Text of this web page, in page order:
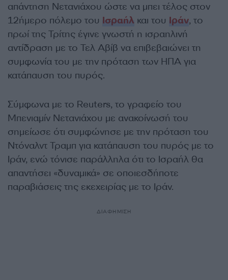
απάντηση Νετανιάχου ώστε να μπει τέλος στον
12ήμερο πόλεμο του Ισραήλ και του Ιράν, το
πρωί της Τρίτης έγινε γνωστή η ισραηλινή
αντίδραση με το Τελ Αβίβ να επιβεβαιώνει τη
συμφωνία του με την πρόταση των ΗΠΑ για
κατάπαυση του πυρός.
Σύμφωνα με το Reuters, το γραφείο του
Μπενιαμίν Νετανιάχου με ανακοίνωσή του
σημείωσε ότι συμφώνησε με την πρόταση του
Ντόναλντ Τραμπ για κατάπαυση του πυρός με το
Ιράν, ενώ τόνισε παράλληλα ότι το Ισραήλ θα
απαντήσει «δυναμικά» σε οποιεσδήποτε
παραβιάσεις της εκεχειρίας με το Ιράν.
ΔΙΑΦΗΜΙΣΗ